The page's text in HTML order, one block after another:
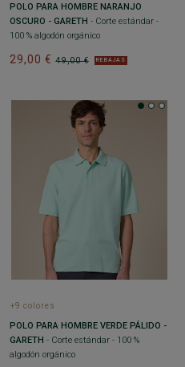
POLO PARA HOMBRE NARANJO
OSCURO - GARETH - Corte estándar -
100 % algodón orgánico
49,00 €
29,00 € REBAJAS
+9 colores
POLO PARA HOMBRE VERDE PÁLIDO -
GARETH - Corte estándar - 100 %
algodón orgánico